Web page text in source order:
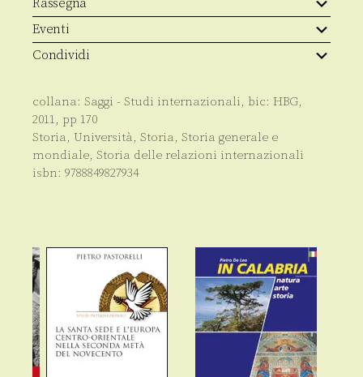
Eventi
Condividi
collana: Saggi - Studi internazionali, bic: HBG,
2011, pp 170
Storia, Università, Storia, Storia generale e
mondiale, Storia delle relazioni internazionali
isbn: 9788849827934